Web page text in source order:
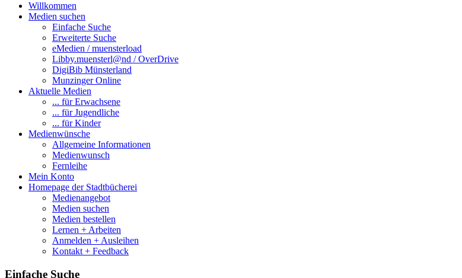
Willkommen
Medien suchen
Einfache Suche
Erweiterte Suche
eMedien / muensterload
Libby.muensterl@nd / OverDrive
DigiBib Münsterland
Munzinger Online
Aktuelle Medien
... für Erwachsene
... für Jugendliche
... für Kinder
Medienwünsche
Allgemeine Informationen
Medienwunsch
Fernleihe
Mein Konto
Homepage der Stadtbücherei
Medienangebot
Medien suchen
Medien bestellen
Lernen + Arbeiten
Anmelden + Ausleihen
Kontakt + Feedback
Einfache Suche